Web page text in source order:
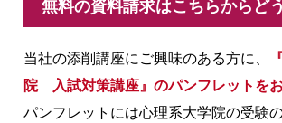
無料の資料請求はこちらからど
当社の添削講座にご興味のある方に、
院 入試対策講座』のパンフレットをお
パンフレットには心理系大学院の受験